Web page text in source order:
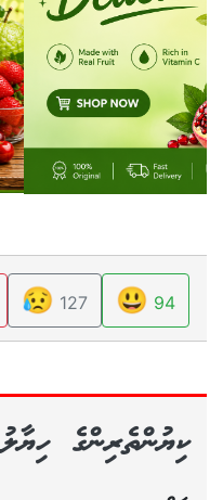
94
😃
127
😥
ކިޔުންތެރިންގެ ހިޔާލު